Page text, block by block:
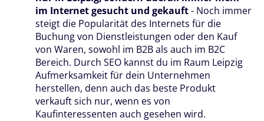
im Internet gesucht und gekauft- Noch immer
steigt die Popularität des Internets für die
Buchung von Dienstleistungen oder den Kauf
von Waren, sowohl im B2B als auch im B2C
Bereich. Durch SEO kannst du im Raum Leipzig
Aufmerksamkeit für dein Unternehmen
herstellen, denn auch das beste Produkt
verkauft sich nur, wenn es von
Kaufinteressenten auch gesehen wird.